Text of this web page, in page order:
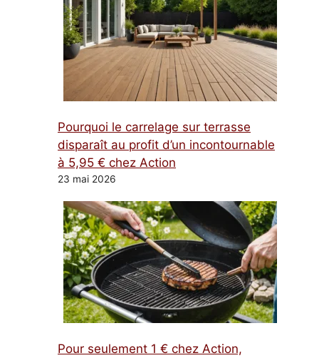
Pourquoi le carrelage sur terrasse
disparaît au profit d’un incontournable
à 5,95 € chez Action
23 mai 2026
Pour seulement 1 € chez Action,